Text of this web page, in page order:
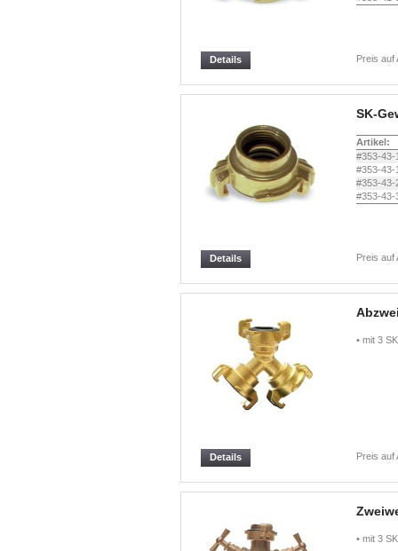
Preis auf
Details
SK-
Artikel:
#353-43-
#353-43-
#353-43-
#353-43-
Preis auf
Details
• mit 3
Preis auf
Details
• mit 3